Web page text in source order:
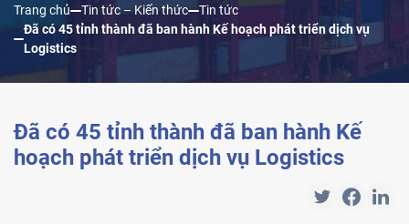
Trang chủ Tin tức – Kiến thức
Tin tức
Đã có 45 tỉnh thành đã ban hành Kế hoạch phát triển dịch vụ
Logistics
Đã có 45 tỉnh thành đã ban hành Kế
hoạch phát triển dịch vụ Logistics